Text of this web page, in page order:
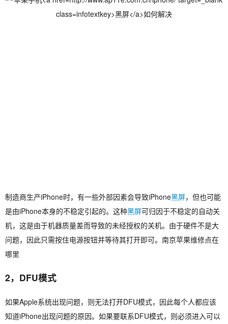
制造商生产iPhone时，有一些外部因素会导致iPhone黑屏，但也可能
是由iPhone本身的不稳定引起的。这种黑屏可归因于不稳定的自动关
机，这是由于机器质量差而导致的未经授权的关机。由于硬件不是大
问题，因此只需按住电源按钮并等待其打开即可。南京苹果维修点在
哪里
2，DFU模式
如果Apple系统出现问题，则无法打开DFU模式，因此每个人都应该
知道iPhone出现问题的原因。如果要联系DFU模式，则必须进入可以